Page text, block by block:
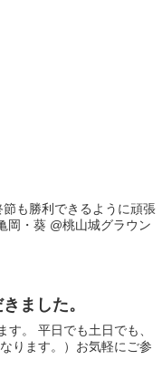
節も勝利できるように頑張
岡・葵 @桃山城グラウン
ました。
。 平日でも土日でも、
ります。）お気軽にご参